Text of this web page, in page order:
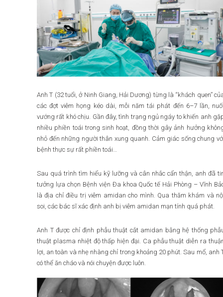
Anh T (32 tuổi, ở Ninh Giang, Hải Dương) từng là “khách quen”
các đợt viêm họng kéo dài, mỗi năm tái phát đến 6–7 lần,
vướng rất khó chịu. Gần đây, tình trạng ngủ ngáy to khiến anh
nhiều phiền toái trong sinh hoạt, đồng thời gây ảnh hưởng
nhỏ đến những người thân xung quanh. Cảm giác sống chung
bệnh thực sự rất phiền toái…
Sau quá trình tìm hiểu kỹ lưỡng và cân nhắc cẩn thận, anh đã
tưởng lựa chọn Bệnh viện Đa khoa Quốc tế Hải Phòng – Vĩnh
là địa chỉ điều trị viêm amidan cho mình. Qua thăm khám và
soi, các bác sĩ xác định anh bị viêm amidan mạn tính quá phát.
Anh T được chỉ định phẫu thuật cắt amidan bằng hệ thống
thuật plasma nhiệt độ thấp hiện đại. Ca phẫu thuật diễn ra
lợi, an toàn và nhẹ nhàng chỉ trong khoảng 20 phút. Sau mổ, anh
có thể ăn cháo và nói chuyện được luôn.